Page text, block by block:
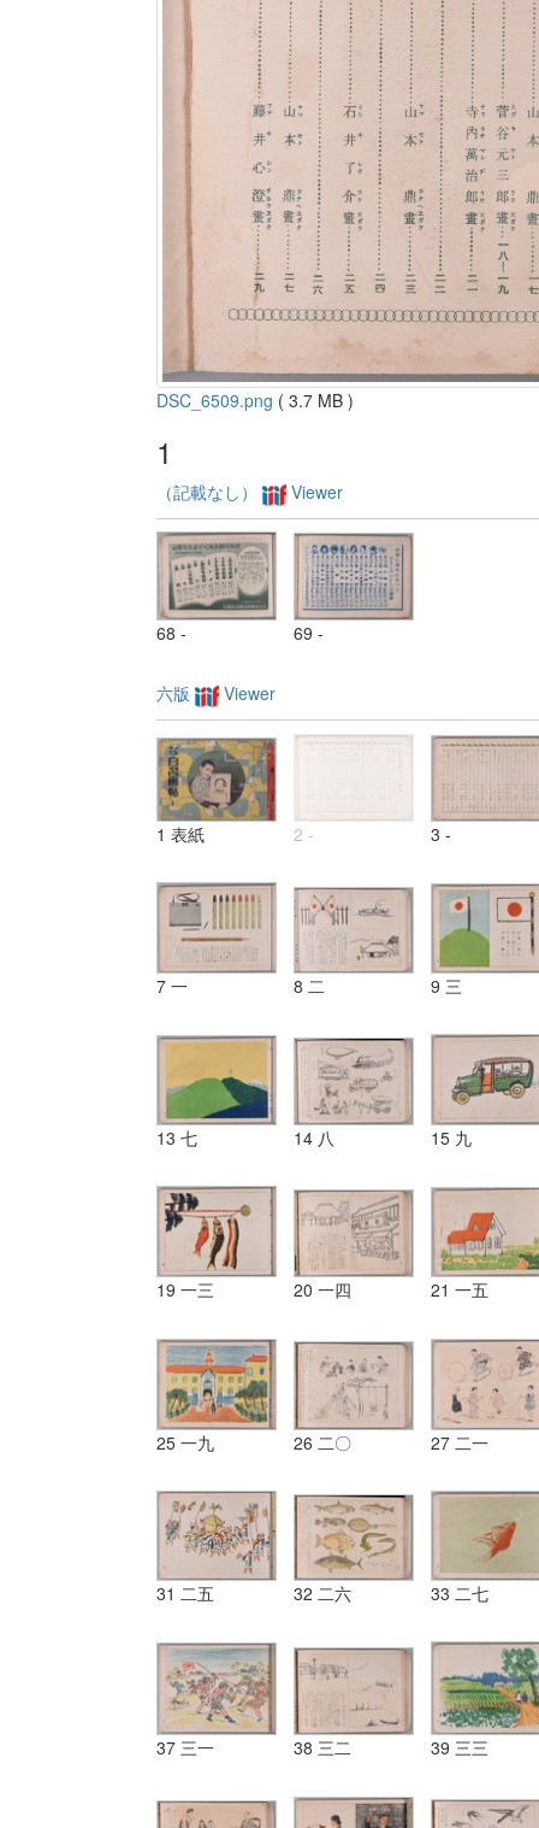
DSC_6509.png ( 3.7 MB )
1
（記載なし） Viewer
68 - 69 -
六版 Viewer
1 表紙 2 - 3 -
7 一 8 二 9 三
13 七 14 八 15 九
19 一三 20 一四 21 一五
25 一九 26 二〇 27 二一
31 二五 32 二六 33 二七
37 三一 38 三二 39 三三